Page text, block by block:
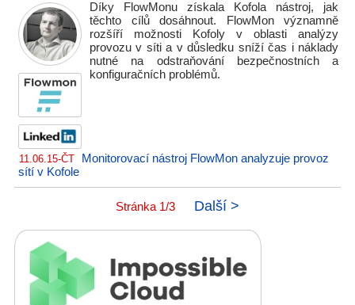
Díky FlowMonu získala Kofola nástroj, jak
těchto cílů dosáhnout. FlowMon významně
rozšíří možnosti Kofoly v oblasti analýzy
provozu v síti a v důsledku sníží čas i náklady
nutné na odstraňování bezpečnostních a
konfiguračních problémů.
11.06.15-ČT
Monitorovací nástroj FlowMon analyzuje provoz
sítí v Kofole
Stránka 1/3 Další >